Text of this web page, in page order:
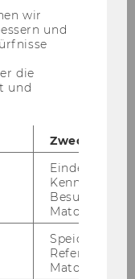
the IBW
(no
your IBW
as it is
the two
wir
und
die
und
Zweck
Eindeutige
Besuchers
Matomo.
Speicherung
Referrers
Matomo.